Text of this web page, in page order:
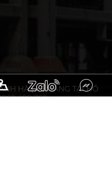
HÀ | XE NÂNG TẠI HỒ
498 769.